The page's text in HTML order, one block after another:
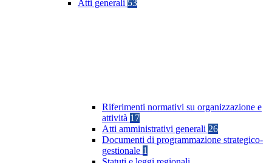
Atti generali 53
Riferimenti normativi su organizzazione e
attività 17
Atti amministrativi generali 26
Documenti di programmazione strategico-
gestionale 1